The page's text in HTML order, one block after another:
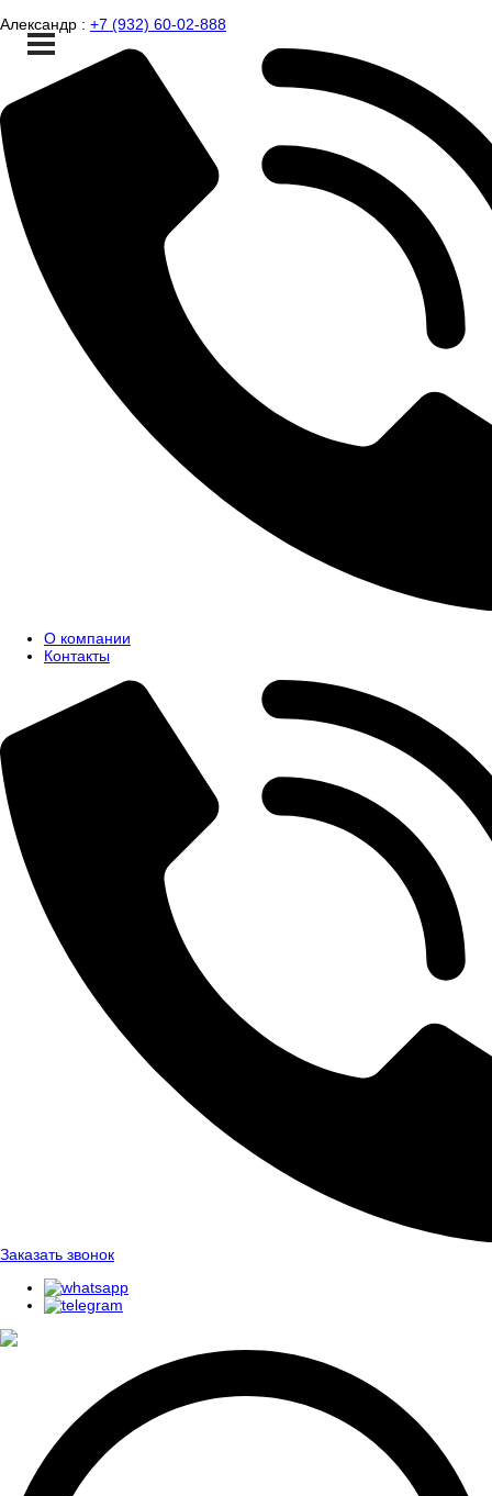
Александр : +7 (932) 60-02-888
О компании
Контакты
Заказать звонок